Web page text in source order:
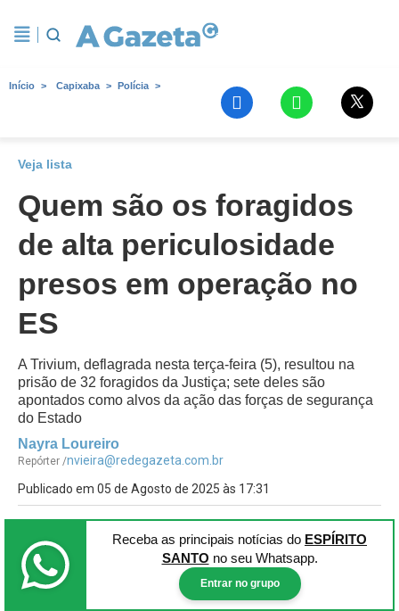
Início Capixaba Polícia
Veja lista
Quem são os foragidos
de alta periculosidade
presos em operação no
ES
A Trivium, deflagrada nesta terça-feira (5), resultou na
prisão de 32 foragidos da Justiça; sete deles são
apontados como alvos da ação das forças de segurança
do Estado
Nayra Loureiro
Repórter /nvieira@redegazeta.com.br
Publicado em 05 de Agosto de 2025 às 17:31
Receba as principais notícias do ESPÍRITO
SANTO no seu Whatsapp.
Entrar no grupo